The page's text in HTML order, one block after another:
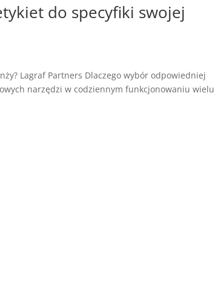
do specyfiki swojej
Lagraf Partners Dlaczego wybór odpowiedniej
narzędzi w codziennym funkcjonowaniu wielu